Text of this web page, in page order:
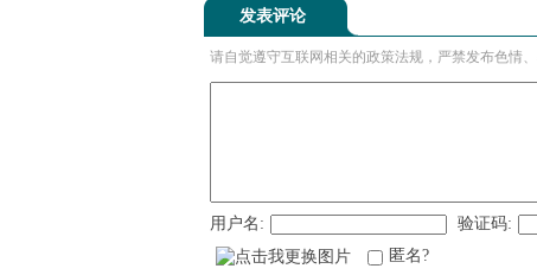
发表评论
请自觉遵守互联网相关的政策法规，严禁发布色情、
用户名:
验证码:
匿名?